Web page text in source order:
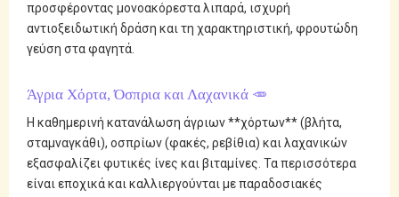
προσφέροντας μονοακόρεστα λιπαρά, ισχυρή
αντιοξειδωτική δράση και τη χαρακτηριστική, φρουτώδη
γεύση στα φαγητά.
Άγρια Χόρτα, Όσπρια και Λαχανικά 🥕
Η καθημερινή κατανάλωση άγριων **χόρτων** (βλήτα,
σταμναγκάθι), οσπρίων (φακές, ρεβίθια) και λαχανικών
εξασφαλίζει φυτικές ίνες και βιταμίνες. Τα περισσότερα
είναι εποχικά και καλλιεργούνται με παραδοσιακές